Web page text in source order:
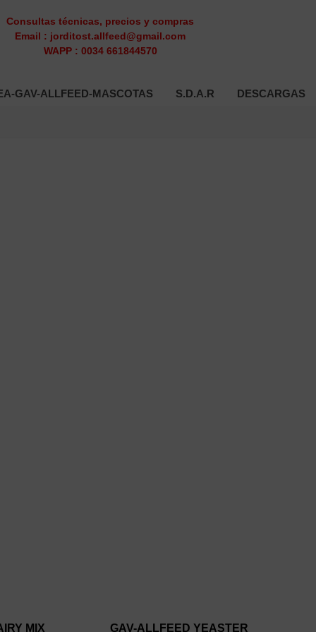
Consultas técnicas, precios y compras
Email : jorditost.allfeed@gmail.com
WAPP : 0034 661844570
GAV-ALLFEED-MASCOTAS S.D.A.R DESCARGAS
MIX GAV-ALLFEED YEASTER